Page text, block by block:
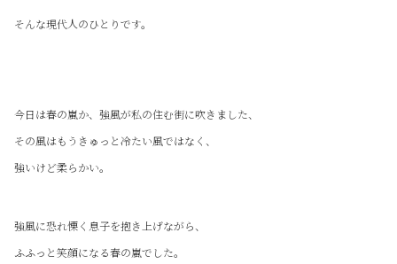
そんな現代人のひとりです。
今日は春の嵐か、強風が私の住む街に吹きました、
その風はもうきゅっと冷たい風ではなく、
強いけど柔らかい。
強風に恐れ慄く息子を抱き上げながら、
ふふっと笑顔になる春の嵐でした。